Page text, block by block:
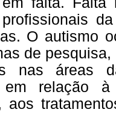
O autismo
de
nas áreas
em relação
aos